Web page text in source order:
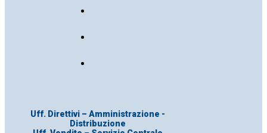
Uff. Direttivi – Amministrazione -
Distribuzione